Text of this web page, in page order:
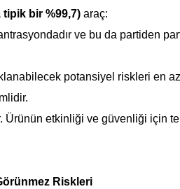
bir %99,7) araç:
ve bu da partiden
potansiyel riskleri en
Ürünün etkinliği ve güvenliği için
Riskleri